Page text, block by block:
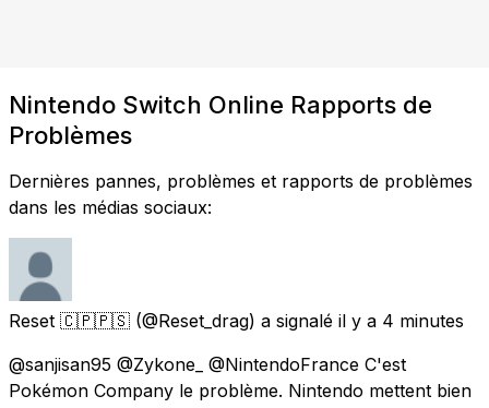
Nintendo Switch Online Rapports de
Problèmes
Dernières pannes, problèmes et rapports de problèmes
dans les médias sociaux:
Reset 🇨🇵🇵🇸 (@Reset_drag) a signalé il y a 4 minutes
@sanjisan95 @Zykone_ @NintendoFrance C'est
Pokémon Company le problème. Nintendo mettent bien